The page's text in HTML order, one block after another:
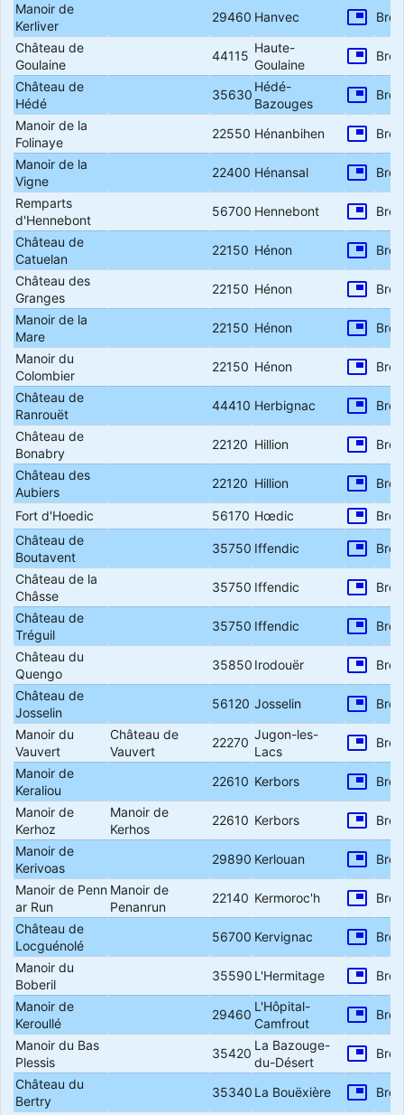
Manoir de
Kerliver
29460 Hanvec picture_in_picture
Château de
Goulaine
44115
Haute-
Goulaine
picture_in_picture
Château de
Hédé
35630
Hédé-
Bazouges
picture_in_picture
Manoir de la
Folinaye
22550 Hénanbihen picture_in_picture
Manoir de la
Vigne
22400 Hénansal picture_in_picture
Remparts
d'Hennebont
56700 Hennebont picture_in_picture
Château de
Catuelan
22150 Hénon picture_in_picture
Château des
Granges
22150 Hénon picture_in_picture
Manoir de la
Mare
22150 Hénon picture_in_picture
Manoir du
Colombier
22150 Hénon picture_in_picture
Château de
Ranrouët
44410 Herbignac picture_in_picture
Château de
Bonabry
22120 Hillion picture_in_picture
Château des
Aubiers
22120 Hillion picture_in_picture
Fort d'Hoedic 56170 Hœdic picture_in_picture
Château de
Boutavent
35750 Iffendic picture_in_picture
Château de la
Châsse
35750 Iffendic picture_in_picture
Château de
Tréguil
35750 Iffendic picture_in_picture
Château du
Quengo
35850 Irodouër picture_in_picture
Château de
Josselin
56120 Josselin picture_in_picture
Manoir du
Vauvert
Château de
Vauvert
22270
Jugon-les-
Lacs
picture_in_picture
Manoir de
Keraliou
22610 Kerbors picture_in_picture
Manoir de
Kerhoz
Manoir de
Kerhos
22610 Kerbors picture_in_picture
Manoir de
Kerivoas
29890 Kerlouan picture_in_picture
Manoir de Penn
ar Run
Manoir de
Penanrun
22140 Kermoroc'h picture_in_picture
Château de
Locguénolé
56700 Kervignac picture_in_picture
Manoir du
Boberil
35590 L'Hermitage picture_in_picture
Manoir de
Keroullé
29460
L'Hôpital-
Camfrout
picture_in_picture
Manoir du Bas
Plessis
35420
La Bazouge-
du-Désert
picture_in_picture
Château du
Bertry
35340 La Bouëxière picture_in_picture